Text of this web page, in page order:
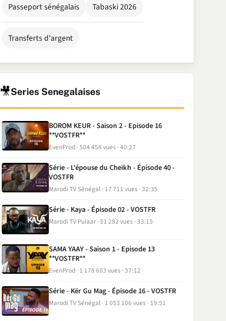
Passeport sénégalais Tabaski 2026
Transferts d'argent
🎥Series Senegalaises
BOROM KEUR - Saison 2 - Episode 16
**VOSTFR**
EvenProd 504 458 vues 40:27
Série - L'épouse du Cheikh - Épisode 40 -
VOSTFR
Marodi TV Sénégal 17 711 vues 32:35
Série - Kaya - Épisode 02 - VOSTFR
Marodi TV Pulaar 51 282 vues 33:15
SAMA YAAY - Saison 1 - Episode 13
**VOSTFR**
EvenProd 1 178 603 vues 37:12
Série - Kër Gu Mag - Épisode 16 - VOSTFR
Marodi TV Sénégal 1 053 106 vues 19:51